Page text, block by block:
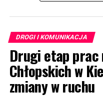
DROGI I KOMUNIKACJA
Drugi etap
Chłopskich w
zmiany w ruchu